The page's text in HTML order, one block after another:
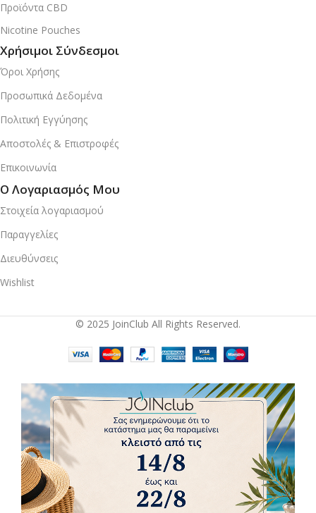
Προϊόντα CBD
Nicotine Pouches
Χρήσιμοι Σύνδεσμοι
Όροι Χρήσης
Προσωπικά Δεδομένα
Πολιτική Εγγύησης
Αποστολές & Επιστροφές
Επικοινωνία
Ο Λογαριασμός Μου
Στοιχεία λογαριασμού
Παραγγελίες
Διευθύνσεις
Wishlist
© 2025 JoinClub All Rights Reserved.